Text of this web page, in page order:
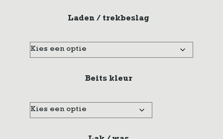
Laden / trekbeslag
Beits kleur